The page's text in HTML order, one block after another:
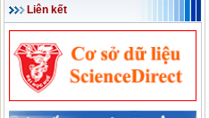
Liên kết